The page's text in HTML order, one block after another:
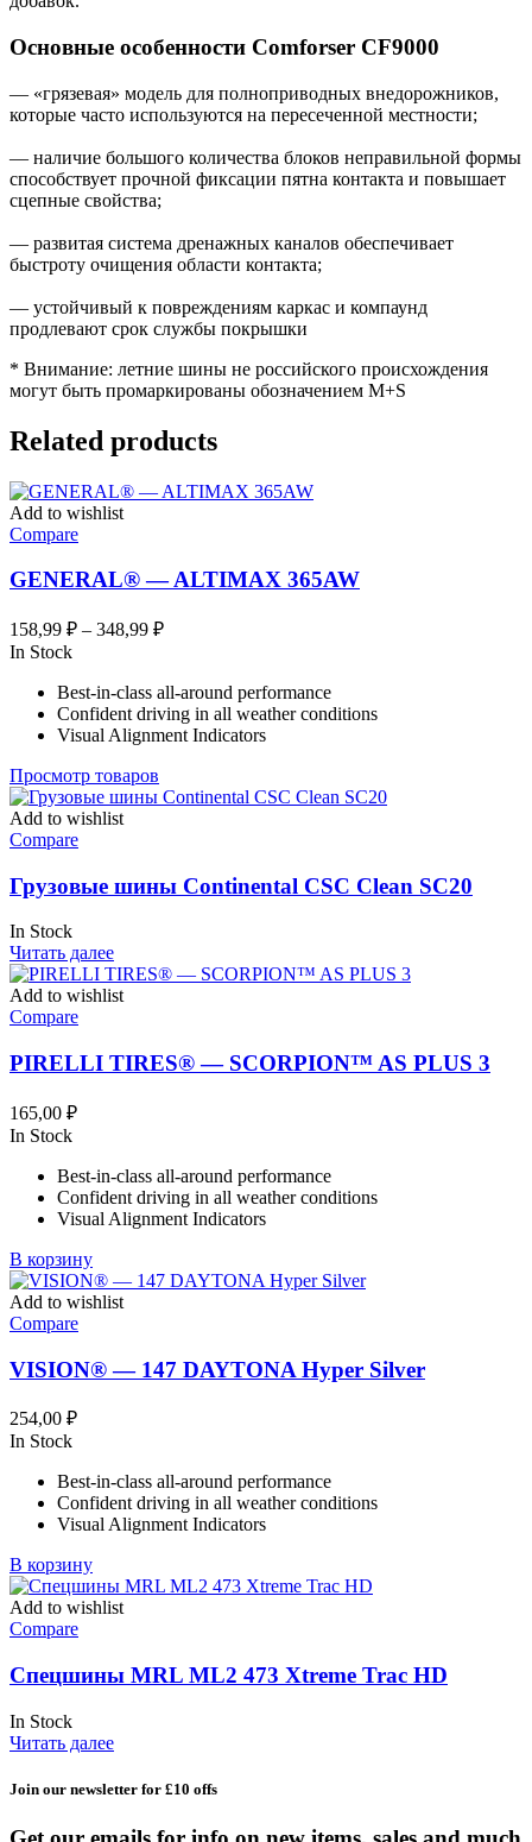
Основные особенности Comforser CF9000
— «грязевая» модель для полноприводных внедорожников,
которые часто используются на пересеченной местности;
— наличие большого количества блоков неправильной формы
способствует прочной фиксации пятна контакта и повышает
сцепные свойства;
— развитая система дренажных каналов обеспечивает
быстроту очищения области контакта;
— устойчивый к повреждениям каркас и компаунд
продлевают срок службы покрышки
* Внимание: летние шины не российского происхождения
могут быть промаркированы обозначением M+S
Related products
Add to wishlist
Compare
GENERAL® — ALTIMAX 365AW
158,99 ₽ – 348,99 ₽Диапазон
–
348,99 ₽
In Stock
Best-in-class all-around performance
Confident driving in all weather conditions
Visual Alignment Indicators
Просмотр товаров
Add to wishlist
Compare
Грузовые шины Continental CSC Clean SC20
In Stock
Читать далее
Add to wishlist
Compare
PIRELLI TIRES® — SCORPION™ AS PLUS 3
165,00 ₽
In Stock
Best-in-class all-around performance
Confident driving in all weather conditions
Visual Alignment Indicators
В корзину
Add to wishlist
Compare
VISION® — 147 DAYTONA Hyper Silver
254,00 ₽
In Stock
Best-in-class all-around performance
Confident driving in all weather conditions
Visual Alignment Indicators
В корзину
Add to wishlist
Compare
Спецшины MRL ML2 473 Xtreme Trac HD
In Stock
Читать далее
Join our newsletter for £10 offs